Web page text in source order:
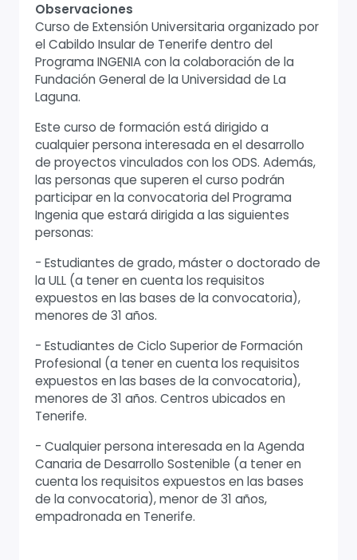
Observaciones
Curso de Extensión Universitaria organizado por
el Cabildo Insular de Tenerife dentro del
Programa INGENIA con la colaboración de la
Fundación General de la Universidad de La
Laguna.
Este curso de formación está dirigido a
cualquier persona interesada en el desarrollo
de proyectos vinculados con los ODS. Además,
las personas que superen el curso podrán
participar en la convocatoria del Programa
Ingenia que estará dirigida a las siguientes
personas:
- Estudiantes de grado, máster o doctorado de
la ULL (a tener en cuenta los requisitos
expuestos en las bases de la convocatoria),
menores de 31 años.
- Estudiantes de Ciclo Superior de Formación
Profesional (a tener en cuenta los requisitos
expuestos en las bases de la convocatoria),
menores de 31 años. Centros ubicados en
Tenerife.
- Cualquier persona interesada en la Agenda
Canaria de Desarrollo Sostenible (a tener en
cuenta los requisitos expuestos en las bases
de la convocatoria), menor de 31 años,
empadronada en Tenerife.